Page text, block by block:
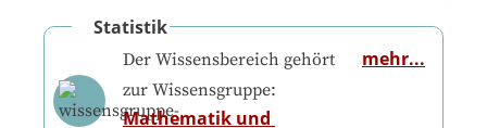
Statistik
Der Wissensbereich gehört
zur Wissensgruppe:
Mathematik und
mehr...